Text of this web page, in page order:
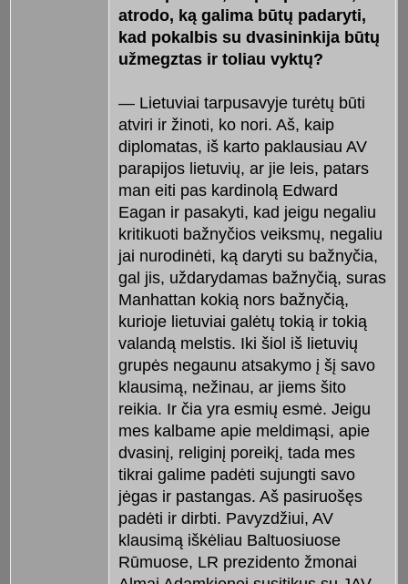
atrodo, ką galima būtų padaryti,
kad pokalbis su dvasininkija būtų
užmegztas ir toliau vyktų?
— Lietuviai tarpusavyje turėtų būti
atviri ir žinoti, ko nori. Aš, kaip
diplomatas, iš karto paklausiau AV
parapijos lietuvių, ar jie leis, patars
man eiti pas kardinolą Edward
Eagan ir pasakyti, kad jeigu negaliu
kritikuoti bažnyčios veiksmų, negaliu
jai nurodinėti, ką daryti su bažnyčia,
gal jis, uždarydamas bažnyčią, suras
Manhattan kokią nors bažnyčią,
kurioje lietuviai galėtų tokią ir tokią
valandą melstis. Iki šiol iš lietuvių
grupės negaunu atsakymo į šį savo
klausimą, nežinau, ar jiems šito
reikia. Ir čia yra esmių esmė. Jeigu
mes kalbame apie meldimąsi, apie
dvasinį, religinį poreikį, tada mes
tikrai galime padėti sujungti savo
jėgas ir pastangas. Aš pasiruošęs
padėti ir dirbti. Pavyzdžiui, AV
klausimą iškėliau Baltuosiuose
Rūmuose, LR prezidento žmonai